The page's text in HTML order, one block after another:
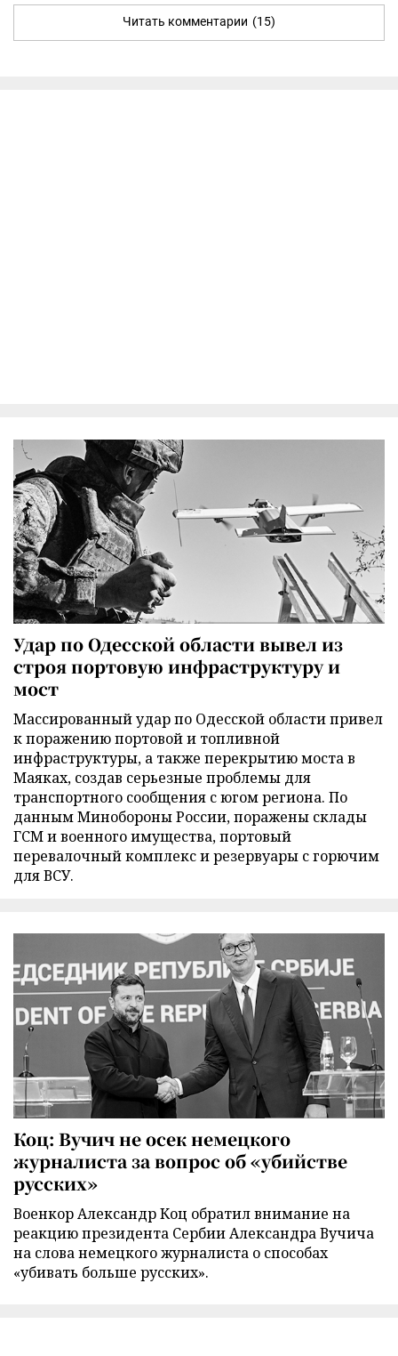
Читать комментарии (15)
Удар по Одесской области вывел из
строя портовую инфраструктуру и
мост
Массированный удар по Одесской области привел
к поражению портовой и топливной
инфраструктуры, а также перекрытию моста в
Маяках, создав серьезные проблемы для
транспортного сообщения с югом региона. По
данным Минобороны России, поражены склады
ГСМ и военного имущества, портовый
перевалочный комплекс и резервуары с горючим
для ВСУ.
Коц: Вучич не осек немецкого
журналиста за вопрос об «убийстве
русских»
Военкор Александр Коц обратил внимание на
реакцию президента Сербии Александра Вучича
на слова немецкого журналиста о способах
«убивать больше русских».